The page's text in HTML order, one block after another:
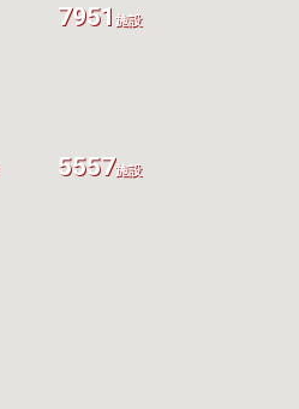
5557施設
7951 施設